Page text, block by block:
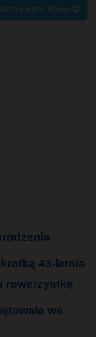
nam kawę 😍
43-letnia
rowerzystkę
we